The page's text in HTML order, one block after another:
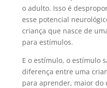
o adulto. Isso é
esse potencial
criança que nasce de
para estímulos.
E o estímulo, o estímulo
diferença entre uma
para aprender, maior do